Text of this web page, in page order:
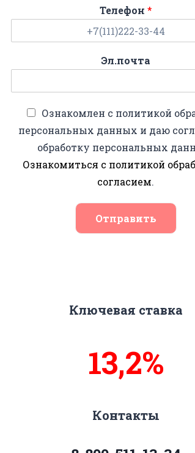
Телефон *
Эл.почта
Ознакомлен с политикой
персональных данных и даю
обработку персональных
Ознакомиться с политикой
согласием.
Отправить
Ключевая ставка
13,8%
Контакты